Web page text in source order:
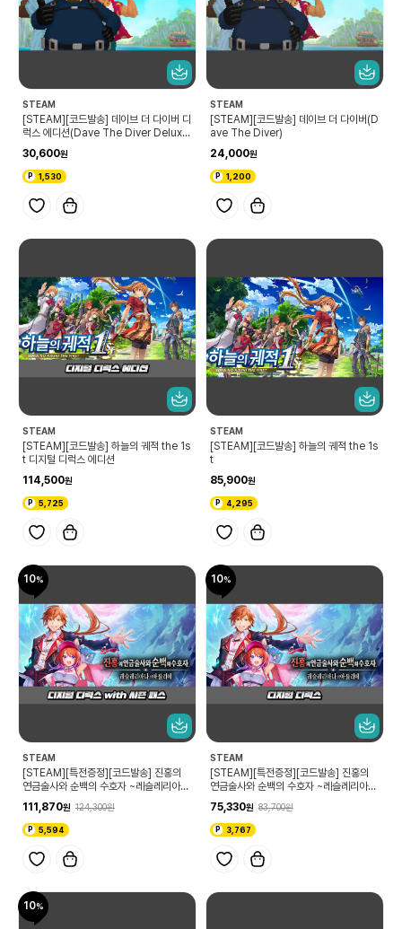
STEAM
[STEAM][코드발송] 데이브 더 다이버 디
럭스 에디션(Dave The Diver Deluxe
30,600
1,530
STEAM
[STEAM][코드발송] 데이브 더 다이버(D
ave The Diver)
24,000
1,200
STEAM
[STEAM][코드발송] 하늘의 궤적 the 1s
t 디지털 디럭스 에디션
114,500
5,725
STEAM
[STEAM][코드발송] 하늘의 궤적 the 1s
t
85,900
4,295
10
STEAM
[STEAM][특전증정][코드발송] 진홍의
연금술사와 순백의 수호자 ~레슬레리아나
스
111,870 124,300
5,594
10
STEAM
[STEAM][특전증정][코드발송] 진홍의
연금술사와 순백의 수호자 ~레슬레리아나
75,330 83,700
3,767
10